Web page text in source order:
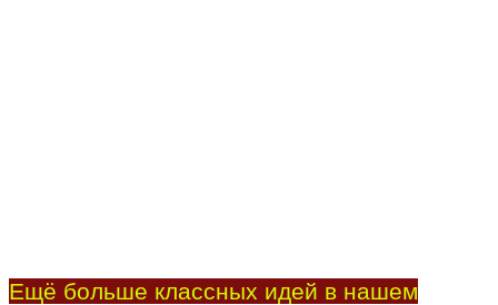
Ещё больше классных идей в нашем